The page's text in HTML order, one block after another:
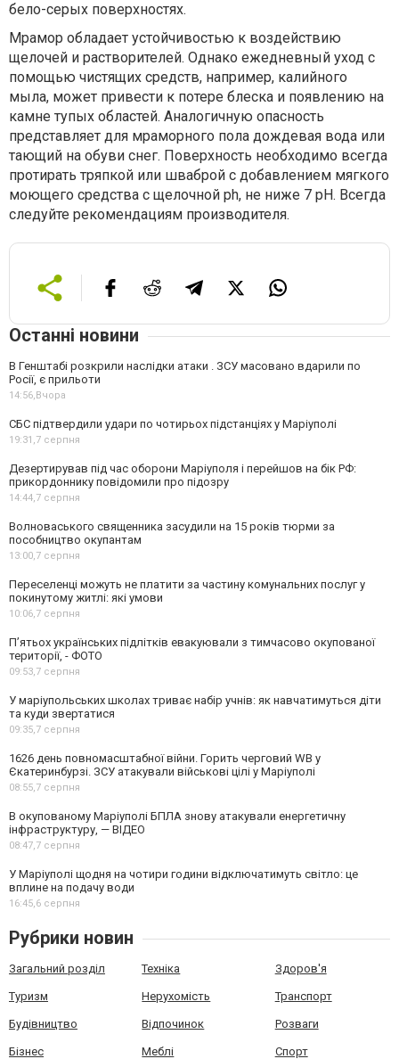
бело-серых поверхностях.
Мрамор обладает устойчивостью к воздействию
щелочей и растворителей. Однако ежедневный уход с
помощью чистящих средств, например, калийного
мыла, может привести к потере блеска и появлению на
камне тупых областей. Аналогичную опасность
представляет для мраморного пола дождевая вода или
тающий на обуви снег. Поверхность необходимо всегда
протирать тряпкой или шваброй с добавлением мягкого
моющего средства с щелочной ph, не ниже 7 pH. Всегда
следуйте рекомендациям производителя.
Останні новини
В Генштабі розкрили наслідки атаки . ЗСУ масовано вдарили по
Росії, є прильоти
14:56,Вчора
СБС підтвердили удари по чотирьох підстанціях у Маріуполі
19:31,7 серпня
Дезертирував під час оборони Маріуполя і перейшов на бік РФ:
прикордоннику повідомили про підозру
14:44,7 серпня
Волноваського священника засудили на 15 років тюрми за
пособництво окупантам
13:00,7 серпня
Переселенці можуть не платити за частину комунальних послуг у
покинутому житлі: які умови
10:06,7 серпня
П’ятьох українських підлітків евакуювали з тимчасово окупованої
території, - ФОТО
09:53,7 серпня
У маріупольських школах триває набір учнів: як навчатимуться діти
та куди звертатися
09:35,7 серпня
1626 день повномасштабної війни. Горить черговий WB у
Єкатеринбурзі. ЗСУ атакували військові цілі у Маріуполі
08:55,7 серпня
В окупованому Маріуполі БПЛА знову атакували енергетичну
інфраструктуру, — ВІДЕО
08:47,7 серпня
У Маріуполі щодня на чотири години відключатимуть світло: це
вплине на подачу води
16:45,6 серпня
Рубрики новин
Загальний розділ Техніка Здоров'я
Туризм Нерухомість Транспорт
Будівництво Відпочинок Розваги
Бізнес Меблі Спорт